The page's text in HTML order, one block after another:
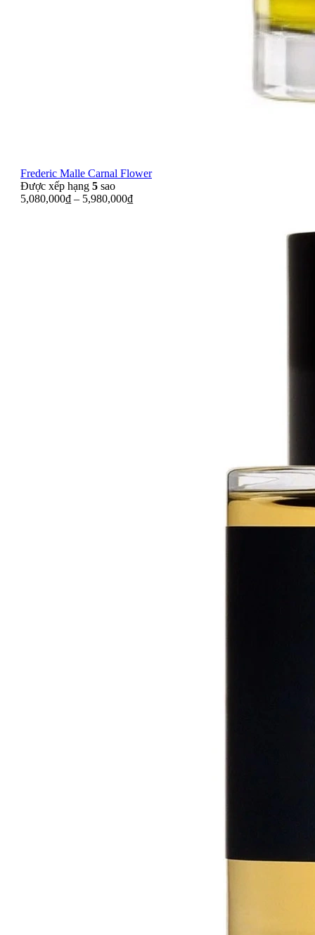
Frederic Malle Carnal Flower
Được xếp hạng 5 sao
5,080,000₫ – 5,980,000₫